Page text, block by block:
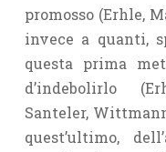
promosso (Erhle,
invece a quanti,
questa prima
d’indebolirlo
Santeler,
quest’ultimo,